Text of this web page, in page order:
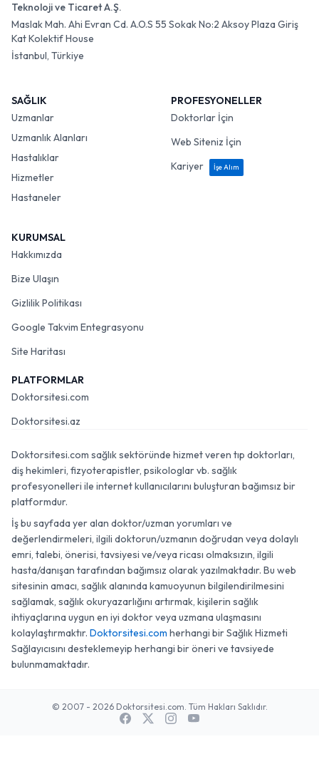
Teknoloji ve Ticaret A.Ş.
Maslak Mah. Ahi Evran Cd. A.O.S 55 Sokak No:2 Aksoy Plaza Giriş
Kat Kolektif House
İstanbul, Türkiye
SAĞLIK
Uzmanlar
Uzmanlık Alanları
Hastalıklar
Hizmetler
Hastaneler
PROFESYONELLER
Doktorlar İçin
Web Siteniz İçin
Kariyer
İşe Alım
KURUMSAL
Hakkımızda
Bize Ulaşın
Gizlilik Politikası
Google Takvim Entegrasyonu
Site Haritası
PLATFORMLAR
Doktorsitesi.com
Doktorsitesi.az
Doktorsitesi.com sağlık sektöründe hizmet veren tıp doktorları,
diş hekimleri, fizyoterapistler, psikologlar vb. sağlık
profesyonelleri ile internet kullanıcılarını buluşturan bağımsız bir
platformdur.
İş bu sayfada yer alan doktor/uzman yorumları ve
değerlendirmeleri, ilgili doktorun/uzmanın doğrudan veya dolaylı
emri, talebi, önerisi, tavsiyesi ve/veya ricası olmaksızın, ilgili
hasta/danışan tarafından bağımsız olarak yazılmaktadır. Bu web
sitesinin amacı, sağlık alanında kamuoyunun bilgilendirilmesini
sağlamak, sağlık okuryazarlığını artırmak, kişilerin sağlık
ihtiyaçlarına uygun en iyi doktor veya uzmana ulaşmasını
kolaylaştırmaktır. Doktorsitesi.com herhangi bir Sağlık Hizmeti
Sağlayıcısını desteklemeyip herhangi bir öneri ve tavsiyede
bulunmamaktadır.
© 2007 - 2026 Doktorsitesi.com. Tüm Hakları Saklıdır.